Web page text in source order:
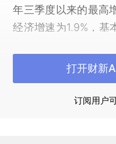
年三季度以来的最高
经济增速为1.9%，基
耶伦还说：“对监
调，但大规模调整
订阅用户
打开财新